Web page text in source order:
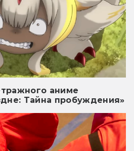
аниме
Тайна пробуждения»